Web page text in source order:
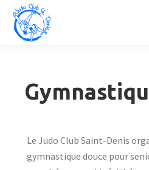
Le Judo Club Saint-Denis
gymnastique douce pour